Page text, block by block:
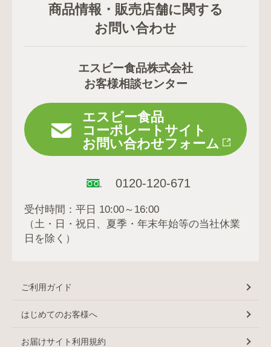
商品情報・販売店舗に関する
お問い合わせ
エスビー食品株式会社
お客様相談センター
エスビー食品
コーポレートサイト
お問い合わせフォーム
0120-120-671
受付時間：平日 10:00～16:00
（土・日・祝日、夏季・年末年始等の当社休業
日を除く）
ご利用ガイド
はじめてのお客様へ
お届けサイト利用規約